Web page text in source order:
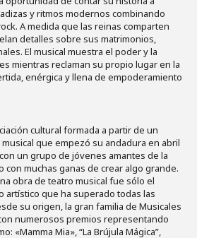
y ritmos modernos combinando
A medida que las reinas comparten
detalles sobre sus matrimonios,
El musical muestra el poder y la
mientras reclaman su propio lugar en la
enérgica y llena de empoderamiento
cultural formada a partir de un
que empezó su andadura en abril
un grupo de jóvenes amantes de la
con muchas ganas de crear algo grande.
obra de teatro musical fue sólo el
artístico que ha superado todas las
su origen, la gran familia de Musicales
numerosos premios representando
«Mamma Mia», “La Brújula Mágica”,